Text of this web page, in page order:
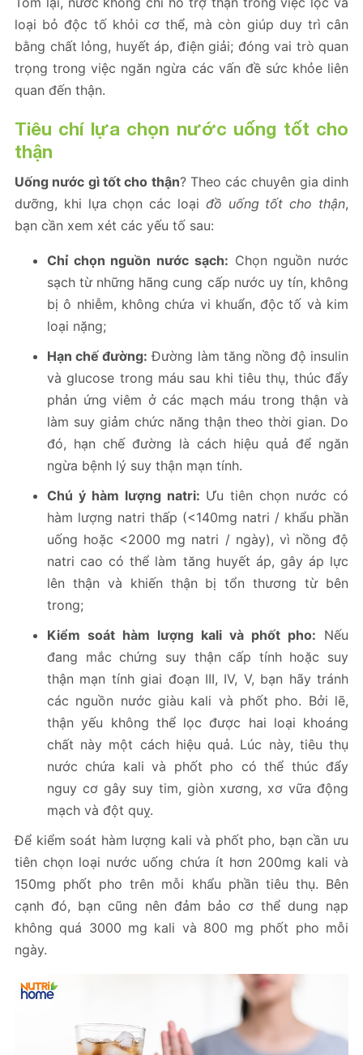
loại bỏ độc tố khỏi cơ thể, mà còn giúp duy trì cân
bằng chất lỏng, huyết áp, điện giải; đóng vai trò quan
trọng trong việc ngăn ngừa các vấn đề sức khỏe liên
quan đến thận.
Tiêu chí lựa chọn nước uống tốt cho
thận
Uống nước gì tốt cho thận? Theo các chuyên gia dinh
dưỡng, khi lựa chọn các loại đồ uống tốt cho thận,
bạn cần xem xét các yếu tố sau:
Chỉ chọn nguồn nước sạch: Chọn nguồn nước
sạch từ những hãng cung cấp nước uy tín, không
bị ô nhiễm, không chứa vi khuẩn, độc tố và kim
loại nặng;
Hạn chế đường: Đường làm tăng nồng độ insulin
và glucose trong máu sau khi tiêu thụ, thúc đẩy
phản ứng viêm ở các mạch máu trong thận và
làm suy giảm chức năng thận theo thời gian. Do
đó, hạn chế đường là cách hiệu quả để ngăn
ngừa bệnh lý suy thận mạn tính.
Chú ý hàm lượng natri: Ưu tiên chọn nước có
hàm lượng natri thấp (<140mg natri / khẩu phần
uống hoặc <2000 mg natri / ngày), vì nồng độ
natri cao có thể làm tăng huyết áp, gây áp lực
lên thận và khiến thận bị tổn thương từ bên
trong;
Kiểm soát hàm lượng kali và phốt pho: Nếu
đang mắc chứng suy thận cấp tính hoặc suy
thận mạn tính giai đoạn III, IV, V, bạn hãy tránh
các nguồn nước giàu kali và phốt pho. Bởi lẽ,
thận yếu không thể lọc được hai loại khoáng
chất này một cách hiệu quả. Lúc này, tiêu thụ
nước chứa kali và phốt pho có thể thúc đẩy
nguy cơ gây suy tim, giòn xương, xơ vữa động
mạch và đột quỵ.
Để kiểm soát hàm lượng kali và phốt pho, bạn cần ưu
tiên chọn loại nước uống chứa ít hơn 200mg kali và
150mg phốt pho trên mỗi khẩu phần tiêu thụ. Bên
cạnh đó, bạn cũng nên đảm bảo cơ thể dung nạp
không quá 3000 mg kali và 800 mg phốt pho mỗi
ngày.